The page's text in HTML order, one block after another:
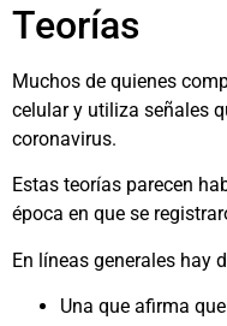
Teorías
Muchos de quienes
celular y utiliza señales
coronavirus.
Estas teorías parecen
época en que se
En líneas generales hay
Una que afirma